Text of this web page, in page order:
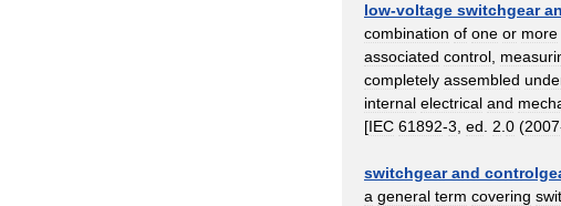
low-voltage switchgear
combination of one or more
associated control
completely assembled
internal electrical and
[IEC 61892-3 ed 2 0 (2007
switchgear and
a general term covering